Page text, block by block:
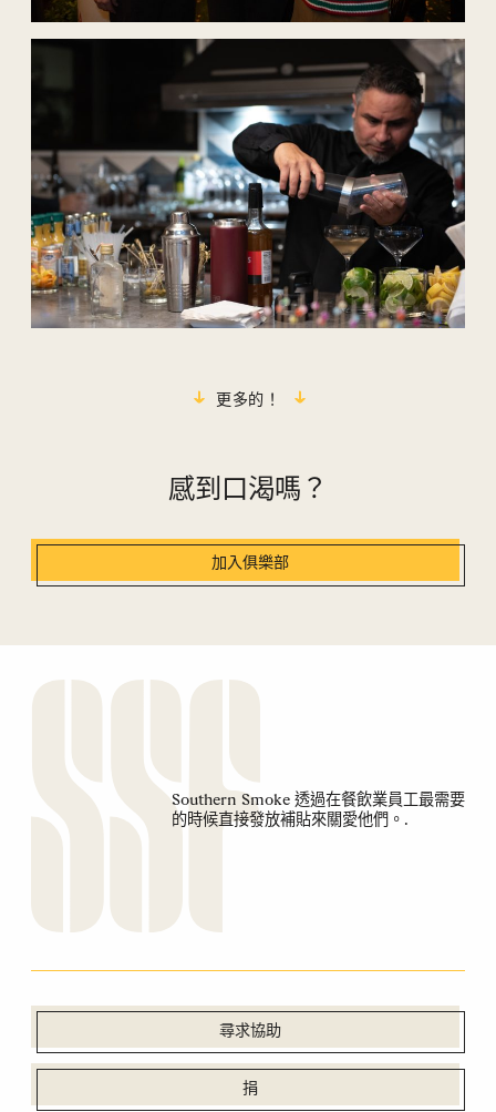
更多的！
感到口渴嗎？
加入俱樂部
Southern Smoke 透過在餐飲業員工最需要
的時候直接發放補貼來關愛他們。.
尋求協助
捐